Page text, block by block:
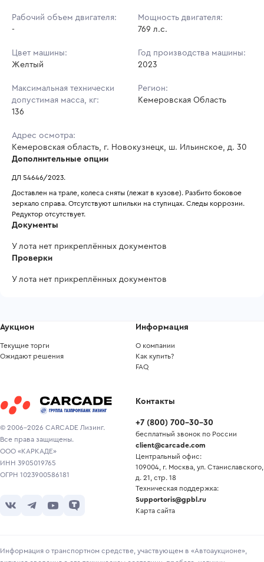
Рабочий объем двигателя:
-
Мощность двигателя:
769 л.с.
Цвет машины:
Желтый
Год производства машины:
2023
Максимальная технически
допустимая масса, кг:
136
Регион:
Кемеровская Область
Адрес осмотра:
Кемеровская область, г. Новокузнецк, ш. Ильинское, д. 30
Дополнительные опции
ДЛ 54646/2023.
Доставлен на трале, колеса сняты (лежат в кузове). Разбито боковое
зеркало справа. Отсутствуют шпильки на ступицах. Следы коррозии.
Редуктор отсутствует.
Документы
У лота нет прикреплённых документов
Проверки
У лота нет прикреплённых документов
© 2006-2026 CARCADE Лизинг.
Все права защищены.
ООО «КАРКАДЕ»
ИНН 3905019765
ОГРН 1023900586181
Аукцион
Текущие торги
Ожидают решения
Информация
О компании
Как купить?
FAQ
Контакты
+7 (800) 700-30-30
бесплатный звонок по России
client@carcade.com
Центральный офис:
109004, г. Москва, ул. Станиславского,
д. 21, стр. 18
Техническая поддержка:
Supportoris@gpbl.ru
Карта сайта
Информация о транспортном средстве, участвующем в «Автоаукционе»,